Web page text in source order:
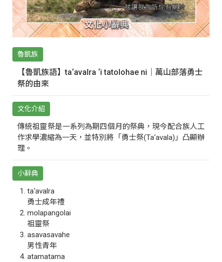
魯凱族
【魯凱族語】ta‘avalra ‘i tatolohae ni｜萬山部落勇士
祭的由來
文化介紹
傳統祖靈祭是一系列為期四個月的祭典，現今配合族人工
作求學濃縮為一天，並特別將「勇士祭(Ta‘avala)」凸顯辦
理。
小辭典
ta‘avalra
勇士成年禮
molapangolai
祖靈祭
asavasavahe
男性青年
atamatama